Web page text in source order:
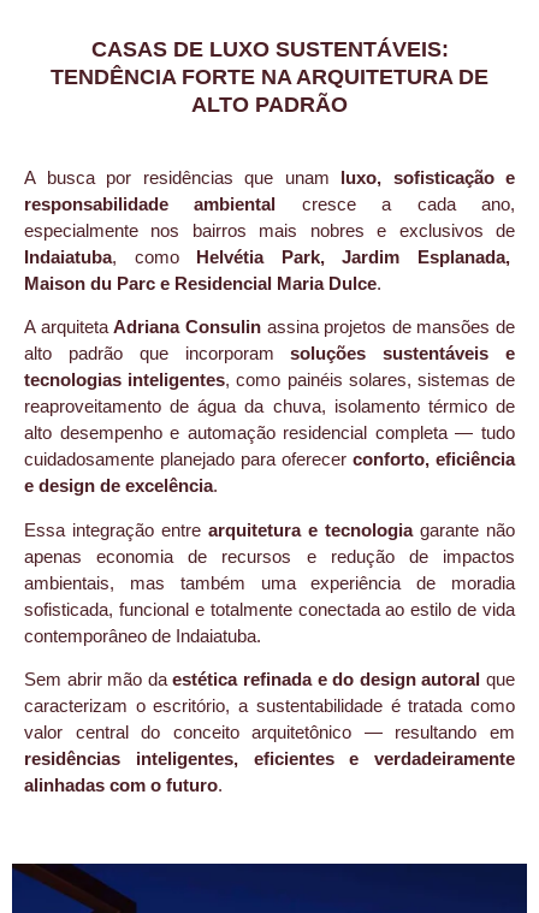
CASAS DE LUXO SUSTENTÁVEIS:
TENDÊNCIA FORTE NA ARQUITETURA DE
ALTO PADRÃO
A busca por residências que unam luxo, sofisticação e
responsabilidade ambiental cresce a cada ano,
especialmente nos bairros mais nobres e exclusivos de
Indaiatuba, como Helvétia Park, Jardim Esplanada,
Maison du Parc e Residencial Maria Dulce.
A arquitetaAdriana Consulinassina projetos de mansões de
alto padrão que incorporamsoluções sustentáveis e
tecnologias inteligentes, como painéis solares, sistemas de
reaproveitamento de água da chuva, isolamento térmico de
alto desempenho e automação residencial completa — tudo
cuidadosamente planejado para oferecer conforto, eficiência
e design de excelência.
Essa integração entre arquitetura e tecnologiagarante não
apenas economia de recursos e redução de impactos
ambientais, mas também uma experiência de moradia
sofisticada, funcional e totalmente conectada ao estilo de vida
contemporâneo de Indaiatuba.
Sem abrir mão daestética refinada e do design autoral que
caracterizam o escritório, a sustentabilidade é tratada como
valor central do conceito arquitetônico — resultando em
residências inteligentes, eficientes e verdadeiramente
alinhadas com o futuro.